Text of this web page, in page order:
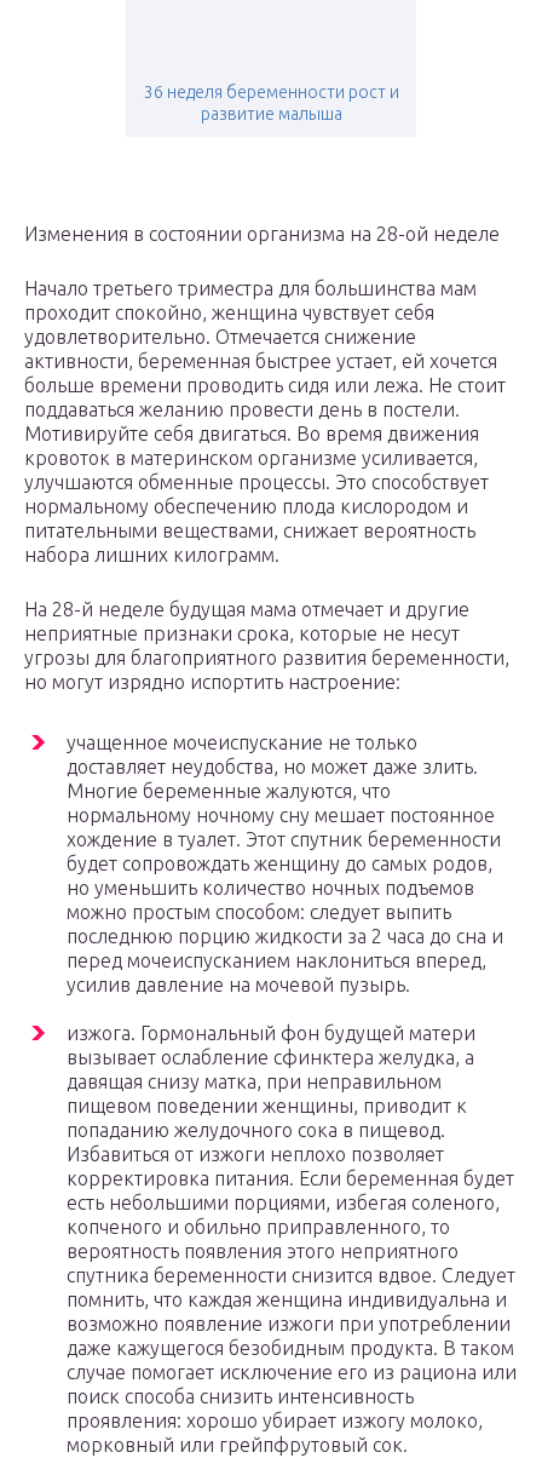
36 неделя беременности рост и
развитие малыша
Изменения в состоянии организма на 28-ой неделе
Начало третьего триместра для большинства мам
проходит спокойно, женщина чувствует себя
удовлетворительно. Отмечается снижение
активности, беременная быстрее устает, ей хочется
больше времени проводить сидя или лежа. Не стоит
поддаваться желанию провести день в постели.
Мотивируйте себя двигаться. Во время движения
кровоток в материнском организме усиливается,
улучшаются обменные процессы. Это способствует
нормальному обеспечению плода кислородом и
питательными веществами, снижает вероятность
набора лишних килограмм.
На 28-й неделе будущая мама отмечает и другие
неприятные признаки срока, которые не несут
угрозы для благоприятного развития беременности,
но могут изрядно испортить настроение:
учащенное мочеиспускание не только
доставляет неудобства, но может даже злить.
Многие беременные жалуются, что
нормальному ночному сну мешает постоянное
хождение в туалет. Этот спутник беременности
будет сопровождать женщину до самых родов,
но уменьшить количество ночных подъемов
можно простым способом: следует выпить
последнюю порцию жидкости за 2 часа до сна и
перед мочеиспусканием наклониться вперед,
усилив давление на мочевой пузырь.
изжога. Гормональный фон будущей матери
вызывает ослабление сфинктера желудка, а
давящая снизу матка, при неправильном
пищевом поведении женщины, приводит к
попаданию желудочного сока в пищевод.
Избавиться от изжоги неплохо позволяет
корректировка питания. Если беременная будет
есть небольшими порциями, избегая соленого,
копченого и обильно приправленного, то
вероятность появления этого неприятного
спутника беременности снизится вдвое. Следует
помнить, что каждая женщина индивидуальна и
возможно появление изжоги при употреблении
даже кажущегося безобидным продукта. В таком
случае помогает исключение его из рациона или
поиск способа снизить интенсивность
проявления: хорошо убирает изжогу молоко,
морковный или грейпфрутовый сок.